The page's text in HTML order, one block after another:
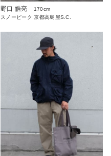
野口 皓亮
170cm
スノーピーク 京都高島屋S.C.